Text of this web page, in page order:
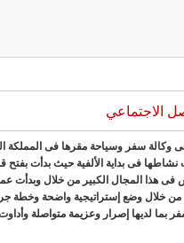
الاجتماعي
وكالة سفر وسياحة مقرها فى المملكة
فى بداية الألفية حيث بدأت
فى هذا المجال الكبير من خلال
خلال وضع إستراتيجية واضحة وخطة
لديها إصرار وعزيمة متواصلة